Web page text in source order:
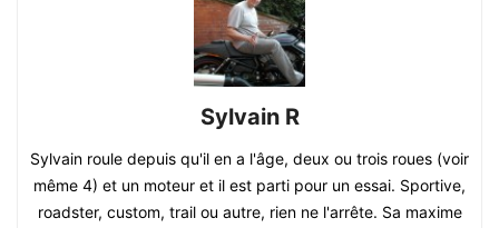
Sylvain R
Sylvain roule depuis qu'il en a l'âge, deux ou trois roues (voir
même 4) et un moteur et il est parti pour un essai. Sportive,
roadster, custom, trail ou autre, rien ne l'arrête. Sa maxime